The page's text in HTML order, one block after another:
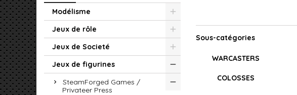
Modélisme
Jeux de rôle
Jeux de Societé
Jeux de figurines
SteamForged Games /
Privateer Press
Sous-catégories
WARCASTERS
COLOSSES